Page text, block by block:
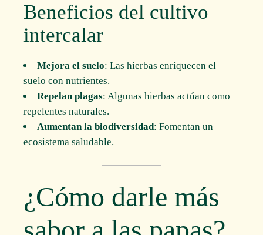
Beneficios del cultivo
intercalar
Mejora el suelo: Las hierbas enriquecen el
suelo con nutrientes.
Repelan plagas: Algunas hierbas actúan como
repelentes naturales.
Aumentan la biodiversidad: Fomentan un
ecosistema saludable.
¿Cómo darle más